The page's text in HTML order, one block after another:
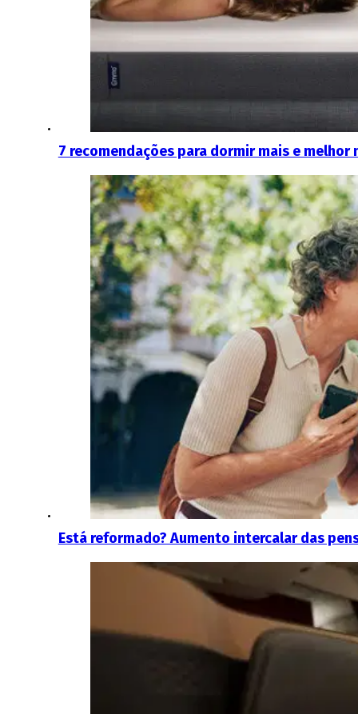
7 recomendações para dormir mais e melhor
Está reformado? Aumento intercalar das